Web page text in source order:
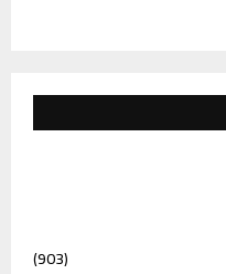
(903)